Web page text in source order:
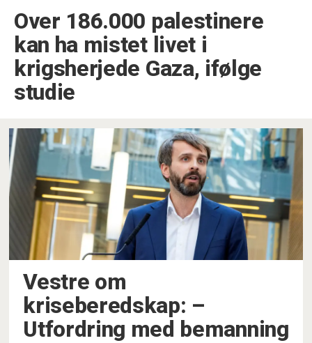
Over 186.000 palestinere
kan ha mistet livet i
krigsherjede Gaza, ifølge
studie
Vestre om
kriseberedskap: –⁠
Utfordring med bemanning